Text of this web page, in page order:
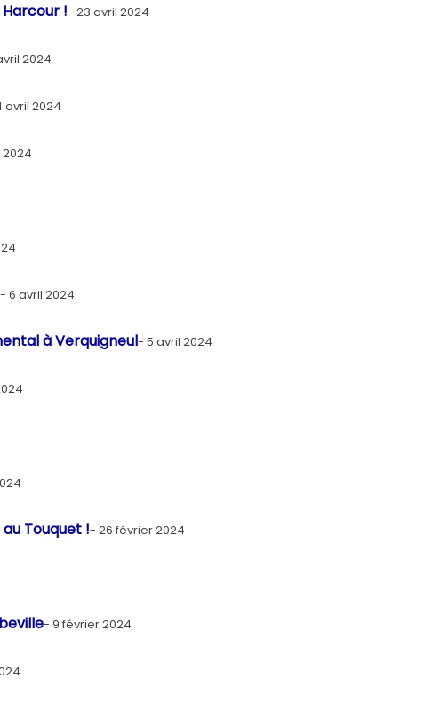
! 23 avril 2024
2024
avril 2024
2024
6 avril 2024
à Verquigneul 5 avril 2024
Touquet ! 26 février 2024
9 février 2024